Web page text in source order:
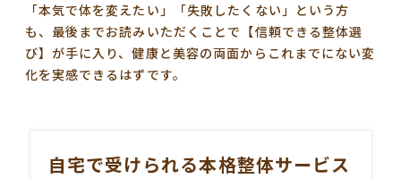
「本気で体を変えたい」「失敗したくない」 という方
も、最後までお読みいただくことで【信頼できる整体選
び】が手に入り、健康と美容の両面からこれまでにない変
化を実感できるはずです。
自宅で受けられる本格整体サービス